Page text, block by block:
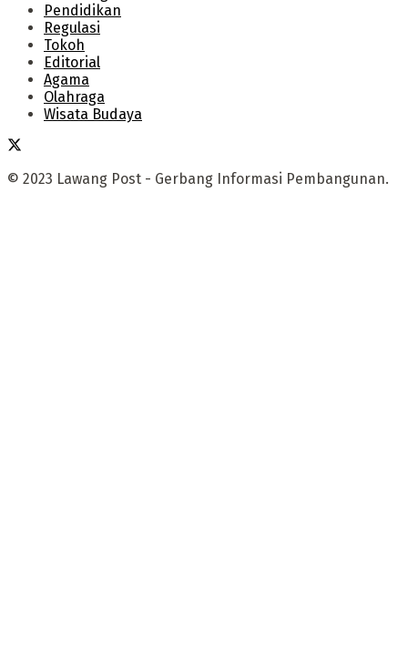
Pendidikan
Regulasi
Tokoh
Editorial
Agama
Olahraga
Wisata Budaya
© 2023 Lawang Post - Gerbang Informasi Pembangunan.